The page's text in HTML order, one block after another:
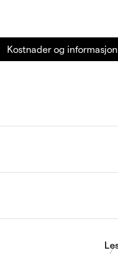
Kostnader og informasjon